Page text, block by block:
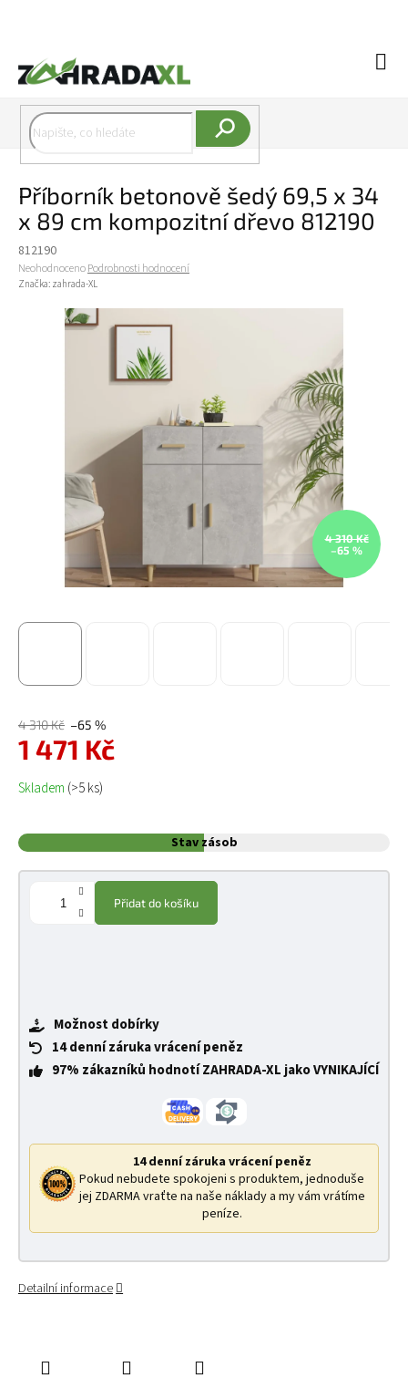
Příborník betonově šedý 69,5 x 34
x 89 cm kompozitní dřevo 812190
812190
Průměrné hodnocení produktu je 0,0 z 5 hvězdiček.
NeohodnocenoPodrobnosti hodnocení
Značka: zahrada-XL
4 310 Kč
–65 %
4 310 Kč –65 %
1 471 Kč
Měrná cena:
Skladem (>5 ks)
Stav zásob
Přidat do košíku
Možnost dobírky
14 denní záruka vrácení peněz
97% zákazníků hodnotí ZAHRADA-XL jako VYNIKAJÍCÍ
14 denní záruka vrácení peněz
Pokud nebudete spokojeni s produktem, jednoduše
jej ZDARMA vraťte na naše náklady a my vám vrátíme
peníze.
Detailní informace